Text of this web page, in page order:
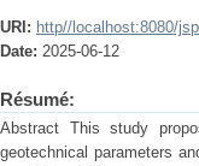
URI: http//localhost:8080/
Date: 2025-06-12
Résumé:
Abstract This study
geotechnical parameters